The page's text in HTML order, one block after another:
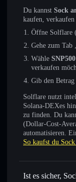
Du kannst Sock
kaufen, verkaufen
Öffne Solflare
Gehe zum Tab
Wähle SNP500
verkaufen
Gib den Betrag
Solflare nutzt
Solana-DEXes
zu finden. Du
(Dollar-Cost-
automatisieren.
So kaufst du
Ist es sicher,